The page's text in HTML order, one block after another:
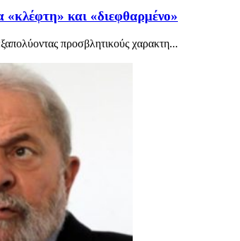
και «διεφθαρμένο»
προσβλητικούς χαρακτη...